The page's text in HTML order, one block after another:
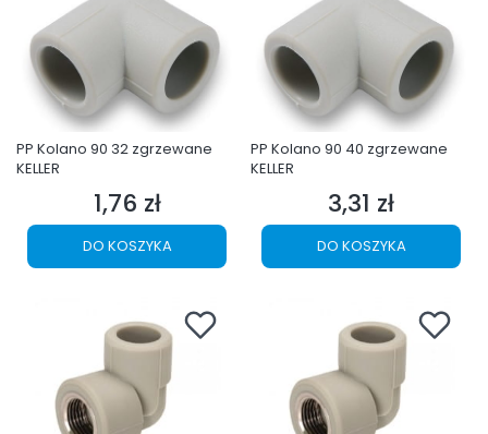
PP Kolano 90 32 zgrzewane
KELLER
Cena
1,76 zł
DO KOSZYKA
PP Kolano 90 40 zgrzewane
KELLER
Cena
3,31 zł
DO KOSZYKA